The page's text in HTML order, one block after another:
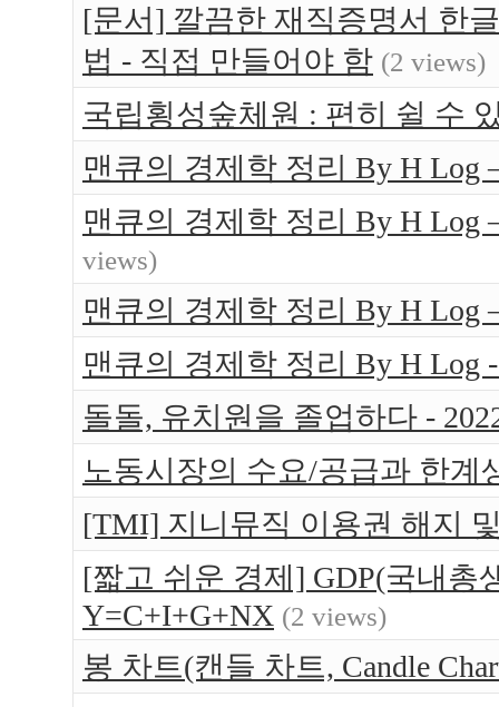
[문서] 깔끔한 재직증명서 한
법 - 직접 만들어야 함 (2 views)
국립횡성숲체원 : 편히 쉴 수
맨큐의 경제학 정리 By H Log
맨큐의 경제학 정리 By H Log
views)
맨큐의 경제학 정리 By H Log
맨큐의 경제학 정리 By H Log
돌돌, 유치원을 졸업하다 -
노동시장의 수요/공급과 한계
[TMI] 지니뮤직 이용권 해지
[짧고 쉬운 경제] GDP(국내총
Y=C+I+G+NX (2 views)
봉 차트(캔들 차트, Candle